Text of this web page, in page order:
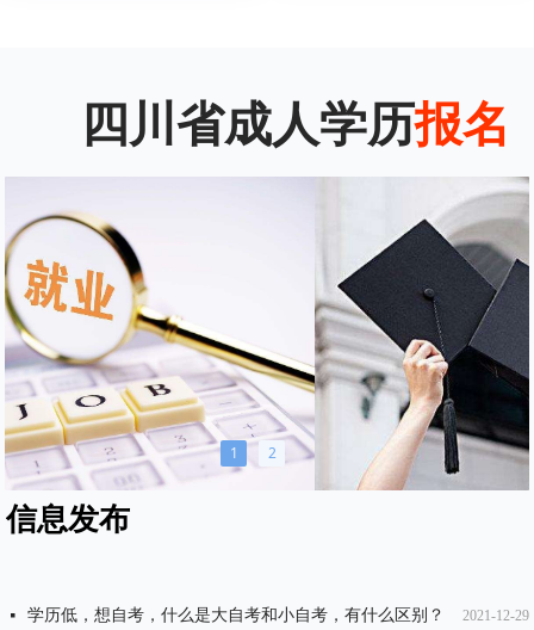
2021-12-29
넷 学历低，想自考，什么是大自考和小自考，有什么区别？
1 2
四川省成人学历报名
信息发布